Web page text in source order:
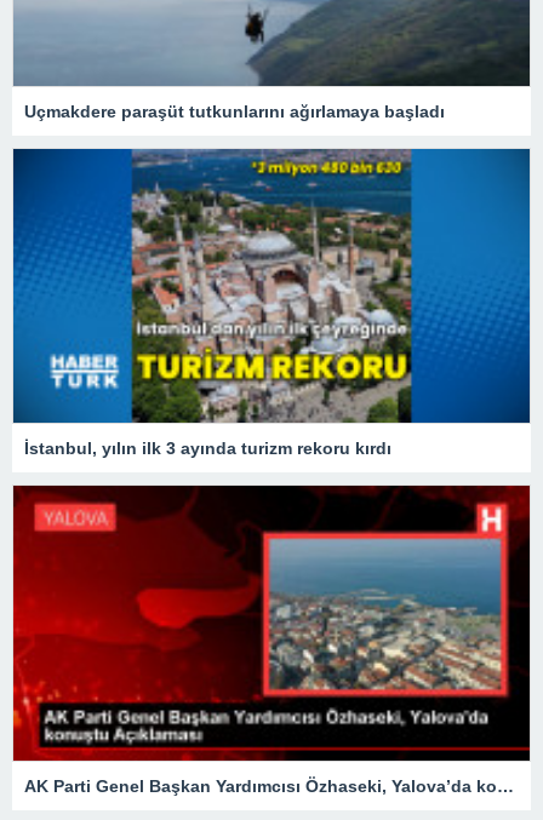
Uçmakdere paraşüt tutkunlarını ağırlamaya başladı
İstanbul, yılın ilk 3 ayında turizm rekoru kırdı
AK Parti Genel Başkan Yardımcısı Özhaseki, Yalova’da konuştu Açıklaması